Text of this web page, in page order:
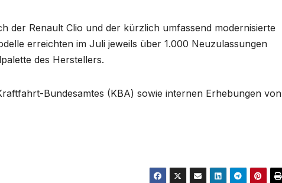
der Renault Clio und der kürzlich umfassend modernisierte
erreichten im Juli jeweils über 1.000 Neuzulassungen
des Herstellers.
Bundesamtes (KBA) sowie internen Erhebungen von